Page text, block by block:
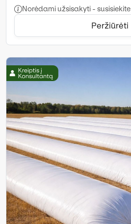
Norėdami užsisakyti - susisiekite
Peržiūrėti